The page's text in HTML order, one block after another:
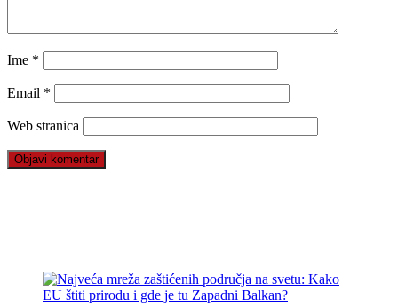
Ime *
Email *
Web stranica